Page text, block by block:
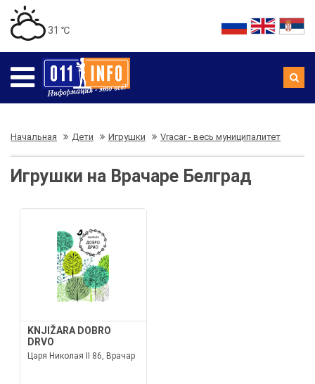
31 ℃
Начальная Дети Игрушки Vracar - весь муниципалитет
Игрушки на Врачаре Белград
KNJIŽARA DOBRO
DRVO
Царя Николая II 86, Врачар